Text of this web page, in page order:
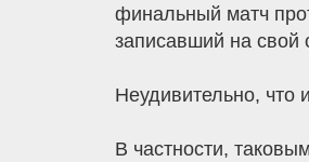
финальный матч
записавший на свой
Неудивительно, что
В частности,